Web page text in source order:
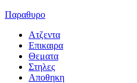
Παραθυρο
Ατζεντα
Επικαιρα
Θεματα
Στηλες
Αποθηκη